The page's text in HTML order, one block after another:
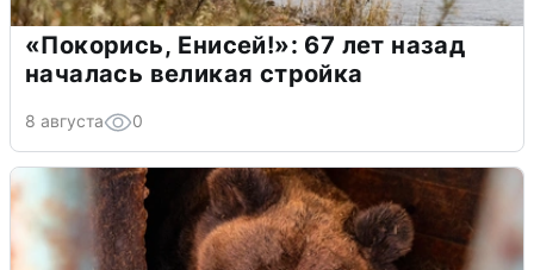
«Покорись, Енисей!»: 67 лет назад
началась великая стройка
8 августа 0